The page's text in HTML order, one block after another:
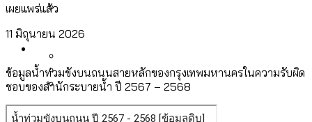
เมื่อแยกท่องเที่ยวออกจากกีฬา กระทรวง
สมุดจดการบ้าน ส.ก. 2569 : แต่ละเขตมี
สวนสาธารณะและพื้นที่สีเขียวใน กทม. เพิ่ม
ขึ้นและเข้าถึงได้มากน้อยแค่ไหน
โลกใบเดียว สิทธิไม่เท่ากัน: กฎหมายการ
รับรองเพศของ Transgender ทั่วโลก
ประเทศไหนทำได้บ้าง?
เมกะโปรเจ็กต์ของ กทม. ในช่วงที่มีการใช้
Future
เผยแพร่แล้ว
11 มิถุนายน 2026
ข้อมูลน้ำท่วมขังบนถนนสายหลักของกรุงเทพมหานครในความรับผิด
ชอบของสำนักระบายน้ำ ปี 2567 – 2568